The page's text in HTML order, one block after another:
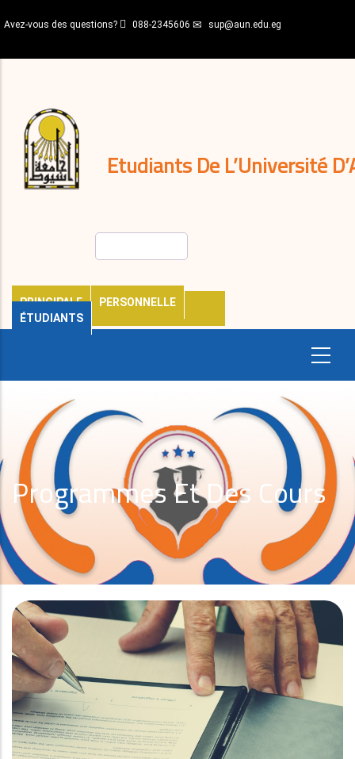
au
principal
Avez-vous des questions? 088-2345606 sup@aun.edu.eg
Etudiants De L’Université
PRINCIPALE
PERSONNELLE
ÉTUDIANTS
décisions
Expatriés
Journal
Programmes Et Des Cours